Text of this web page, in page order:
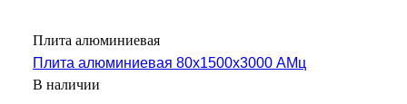
Плита алюминиевая
Плита алюминиевая 80х1500х3000 АМц
В наличии